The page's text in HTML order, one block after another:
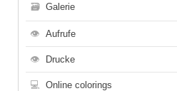
🗃 Galerie
👁 Aufrufe
👁 Drucke
💻 Online colorings